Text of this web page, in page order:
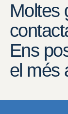
Moltes
Ens
el més